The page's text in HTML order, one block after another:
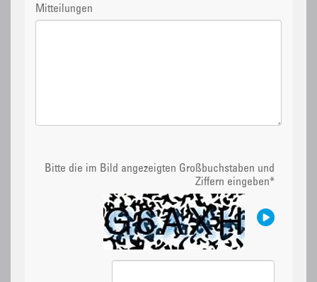
Mitteilungen
Bitte die im Bild angezeigten Großbuchstaben und
Ziffern eingeben*